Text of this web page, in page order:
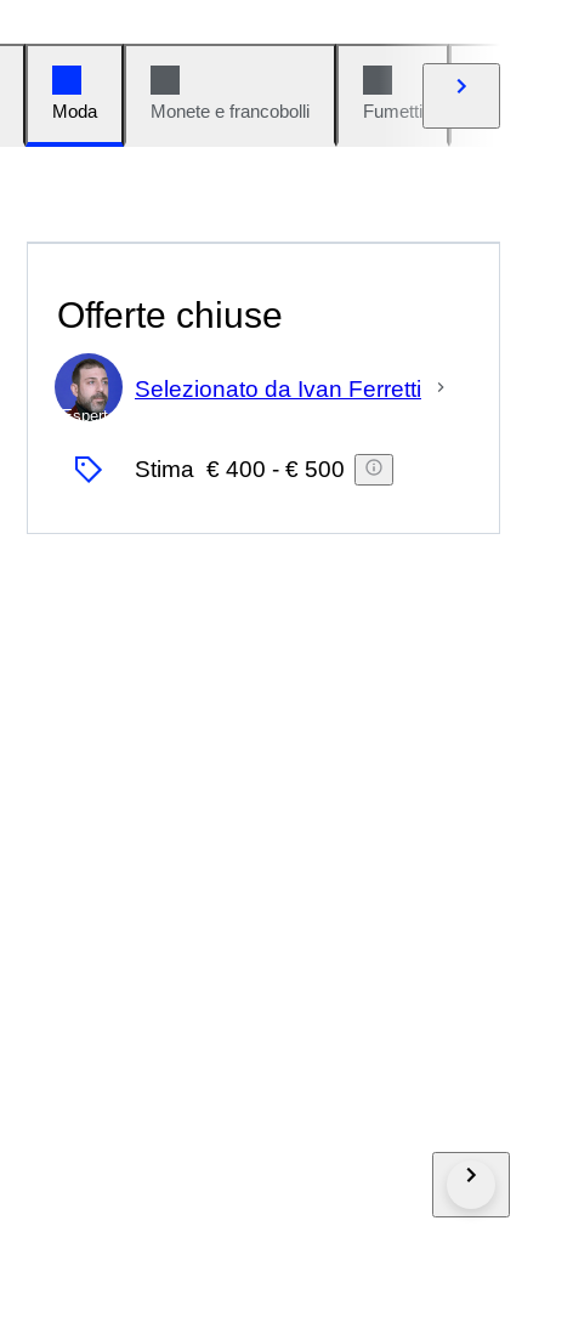
Moda Monete e francobolli Fumetti
Offerte chiuse
Esperto
Selezionato da Ivan Ferretti
Stima € 400 - € 500